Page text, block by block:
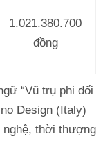
1.021.380.700
đồng
“Vũ trụ phi đối
Design (Italy)
nghệ, thời thượng